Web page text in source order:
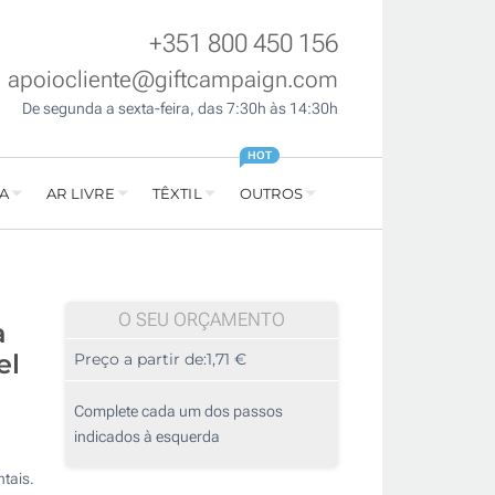
+351 800 450 156
apoiocliente@giftcampaign.com
De segunda a sexta-feira, das 7:30h às 14:30h
AR LIVRE TÊXTIL OUTROS
HOT
O SEU ORÇAMENTO
Preço a partir de:1,71 €
Complete cada um dos passos
indicados à esquerda